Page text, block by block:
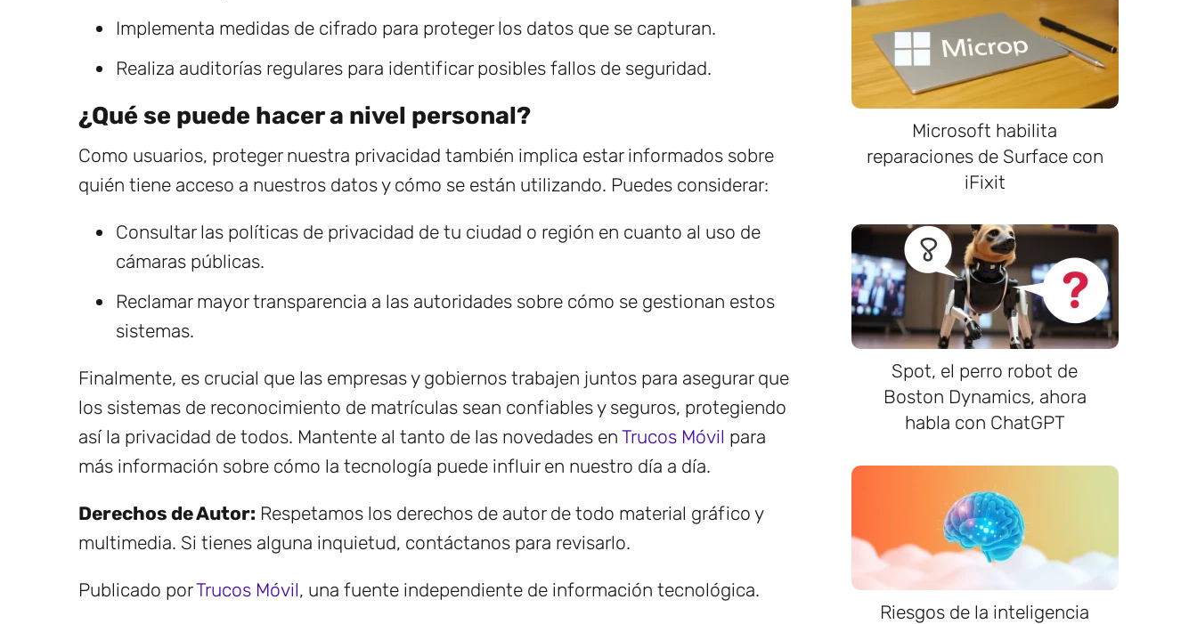
Implementa medidas de cifrado para proteger los datos que se capturan.
Realiza auditorías regulares para identificar posibles fallos de seguridad.
¿Qué se puede hacer a nivel personal?
Como usuarios, proteger nuestra privacidad también implica estar informados sobre
quién tiene acceso a nuestros datos y cómo se están utilizando. Puedes considerar:
Consultar las políticas de privacidad de tu ciudad o región en cuanto al uso de
cámaras públicas.
Reclamar mayor transparencia a las autoridades sobre cómo se gestionan estos
sistemas.
Finalmente, es crucial que las empresas y gobiernos trabajen juntos para asegurar que
los sistemas de reconocimiento de matrículas sean confiables y seguros, protegiendo
así la privacidad de todos. Mantente al tanto de las novedades en Trucos Móvil para
más información sobre cómo la tecnología puede influir en nuestro día a día.
Derechos de Autor: Respetamos los derechos de autor de todo material gráfico y
multimedia. Si tienes alguna inquietud, contáctanos para revisarlo.
Publicado porTrucos Móvil, una fuente independiente de información tecnológica.
Microsoft habilita
reparaciones de Surface con
iFixit
Spot, el perro robot de
Boston Dynamics, ahora
habla con ChatGPT
Riesgos de la inteligencia